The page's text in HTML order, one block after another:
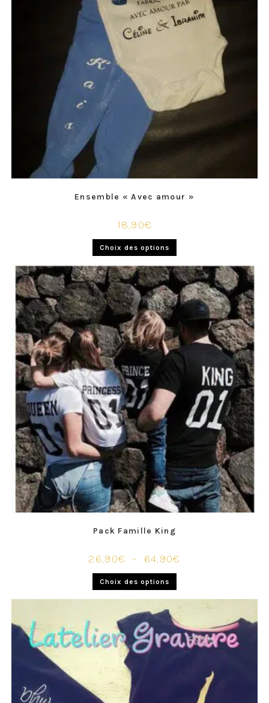
Ensemble « Avec amour »
18,90€
Choix des options
Pack Famille King
26,90€ – 64,90€
Choix des options